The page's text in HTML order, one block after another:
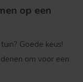
op een
Goede keus!
om voor een